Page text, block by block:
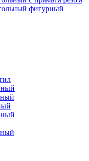
фигурный